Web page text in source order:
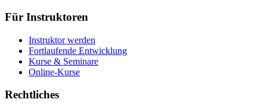
Für Instruktoren
Instruktor werden
Fortlaufende Entwicklung
Kurse & Seminare
Online-Kurse
Rechtliches